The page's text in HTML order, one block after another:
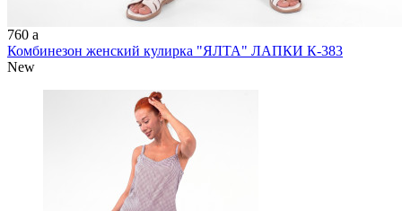
760 a
Комбинезон женский кулирка "ЯЛТА" ЛАПКИ К-383
New